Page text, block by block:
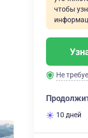
чтобы
Не
10 дней